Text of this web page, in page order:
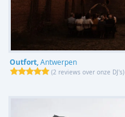
Outfort,Antwerpen
(2 reviews over onze DJ's)